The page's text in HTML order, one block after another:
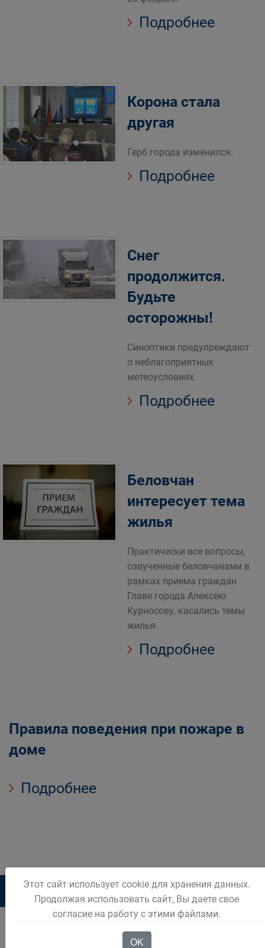
Подробнее
Корона стала
другая
Герб города изменился.
Подробнее
Снег
продолжится.
Будьте
осторожны!
Синоптики предупреждают
о неблагоприятных
метеоусловиях.
Подробнее
Беловчан
интересует тема
жилья
Практически все вопросы,
озвученные беловчанами в
рамках приема граждан
Главе города Алексею
Курносову, касались темы
жилья.
Подробнее
Правила поведения при пожаре в
доме
Подробнее
2 3 4 5 6
Этот сайт использует cookie для хранения данных.
Продолжая использовать сайт, Вы даете свое
согласие на работу с этими файлами.
OK